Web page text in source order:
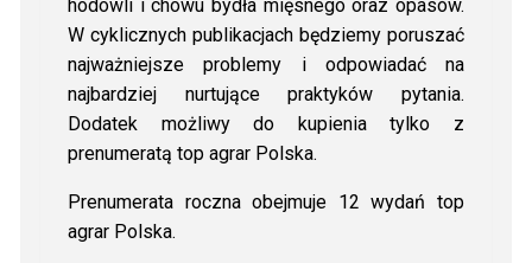
hodowli i chowu bydła mięsnego oraz opasów.
W cyklicznych publikacjach będziemy poruszać
najważniejsze problemy i odpowiadać na
najbardziej nurtujące praktyków pytania.
Dodatek możliwy do kupienia tylko z
prenumeratą top agrar Polska.
Prenumerata roczna obejmuje 12 wydań top
agrar Polska.